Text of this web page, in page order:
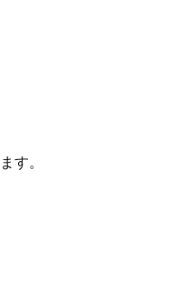
す。